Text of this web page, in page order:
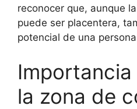
reconocer que, aunque
puede ser placentera,
potencial de una
la zona de